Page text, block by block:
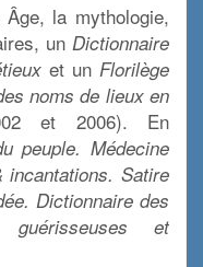
la mythologie,
un Dictionnaire
et un Florilège
noms de lieux en
et 2006). En
peuple. Médecine
incantations. Satire
Dictionnaire des
guérisseuses et